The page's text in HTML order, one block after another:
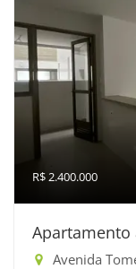
R$ 2.400.000
Apartamento
Avenida